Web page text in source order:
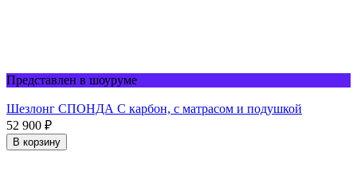
Представлен в шоуруме
Шезлонг СПОНДА С карбон, с матрасом и подушкой
52 900 ₽
В корзину